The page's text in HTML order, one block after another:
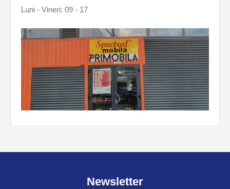
Luni - Vineri: 09 - 17
Newsletter